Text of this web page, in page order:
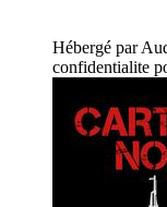
Hébergé par
confidentialite